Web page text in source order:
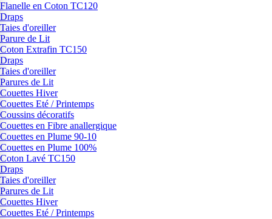
Flanelle en Coton TC120
Draps
Taies d'oreiller
Parure de Lit
Coton Extrafin TC150
Draps
Taies d'oreiller
Parures de Lit
Couettes Hiver
Couettes Eté / Printemps
Coussins décoratifs
Couettes en Fibre anallergique
Couettes en Plume 90-10
Couettes en Plume 100%
Coton Lavé TC150
Draps
Taies d'oreiller
Parures de Lit
Couettes Hiver
Couettes Eté / Printemps